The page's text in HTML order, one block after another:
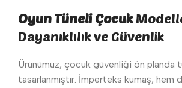
Oyun Tüneli Çocuk
Dayanıklılık ve Güvenlik
Ürünümüz, çocuk güvenliği ön planda
tasarlanmıştır. İmperteks kumaş, hem